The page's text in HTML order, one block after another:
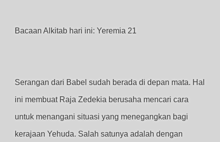
Bacaan Alkitab hari ini: Yeremia 21
Serangan dari Babel sudah berada di depan mata. Hal
ini membuat Raja Zedekia berusaha mencari cara
untuk menangani situasi yang menegangkan bagi
kerajaan Yehuda. Salah satunya adalah dengan